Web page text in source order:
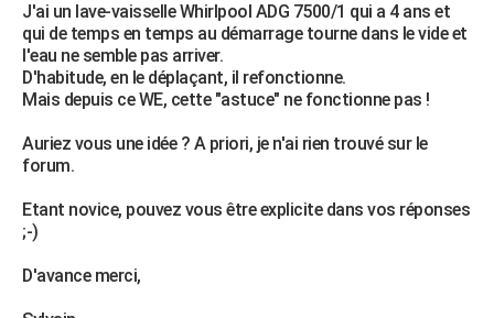
Guides de France
Escapades
Patrimoine
Expositions
Musées
Week-end nature
+LIFESTYLE
Art de vivre
Bien-être
Loisirs
Mode
Modes de vie
SANTE
Destinations
City break
Voyage nature
Voyage de noces
Forum
Climat
+PHOTO
GUIDES D'ACHAT
J'ai un lave-vaisselle Whirlpool ADG 7500/1 qui a 4 ans et
qui de temps en temps au démarrage tourne dans le vide et
l'eau ne semble pas arriver.
D'habitude, en le déplaçant, il refonctionne.
Mais depuis ce WE, cette "astuce" ne fonctionne pas !
Auriez vous une idée ? A priori, je n'ai rien trouvé sur le
forum.
Etant novice, pouvez vous être explicite dans vos réponses
;-)
D'avance merci,